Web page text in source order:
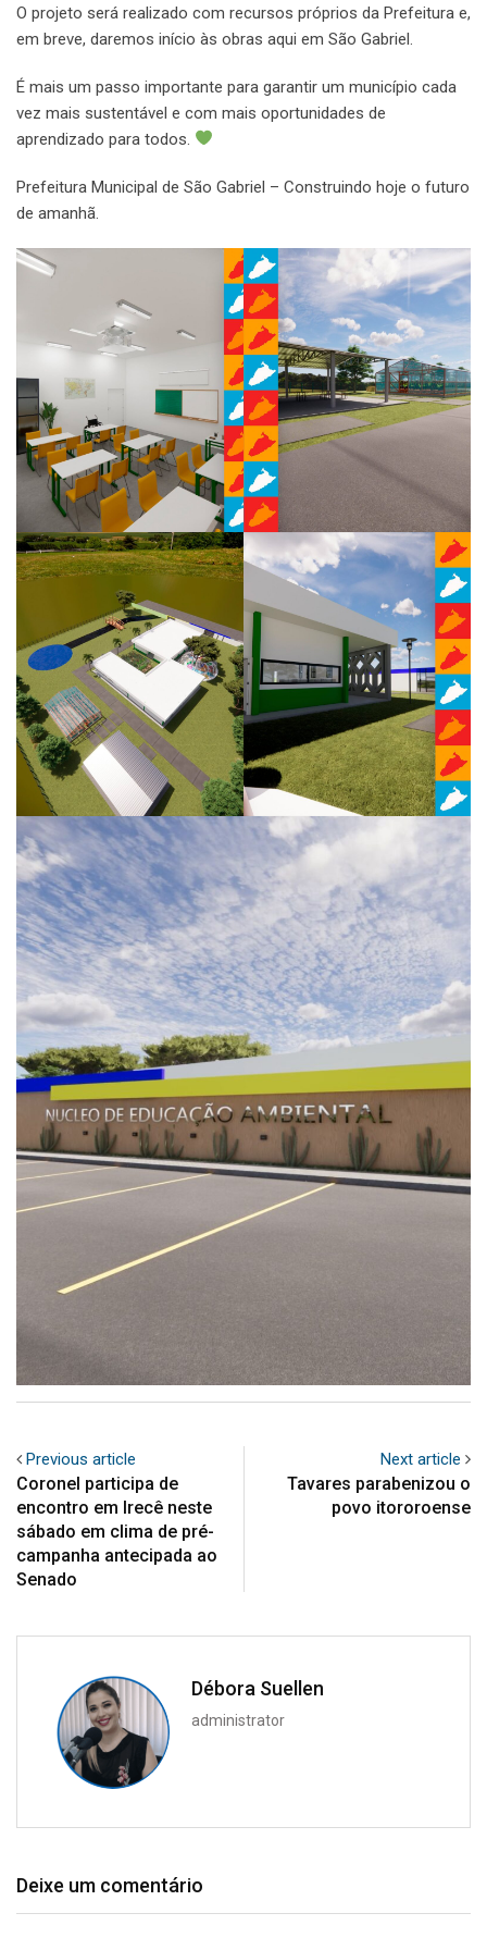
O projeto será realizado com recursos próprios da Prefeitura e,
em breve, daremos início às obras aqui em São Gabriel.
É mais um passo importante para garantir um município cada
vez mais sustentável e com mais oportunidades de
aprendizado para todos.
Prefeitura Municipal de São Gabriel – Construindo hoje o futuro
de amanhã.
Previous article
Coronel participa de
encontro em Irecê neste
sábado em clima de pré-
campanha antecipada ao
Senado
Next article
Tavares parabenizou o
povo itororoense
Débora Suellen
administrator
Deixe um comentário